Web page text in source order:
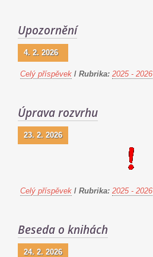
Upozornění
4. 2. 2026
Celý příspěvek / Rubrika: 2025 - 2026
Úprava rozvrhu
23. 2. 2026
Celý příspěvek / Rubrika: 2025 - 2026
Beseda o knihách
24. 2. 2026